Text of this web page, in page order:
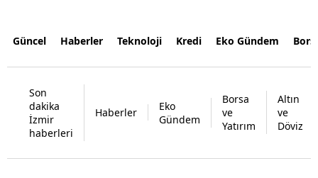
Güncel Haberler Teknoloji Kredi Eko Gündem
Son
dakika
İzmir
haberleri
Haberler
Eko
Gündem
Borsa
ve
Yatırım
Altın
ve
Döviz